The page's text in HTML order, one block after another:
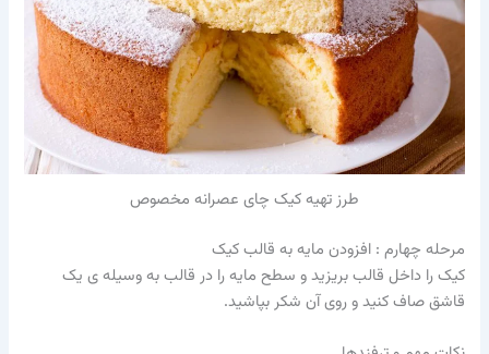
طرز تهیه کیک چای عصرانه مخصوص
مرحله چهارم : افزودن مایه به قالب کیک
کیک را داخل قالب بریزید و سطح مایه را در قالب به وسیله ی یک
قاشق صاف کنید و روی آن شکر بپاشید.